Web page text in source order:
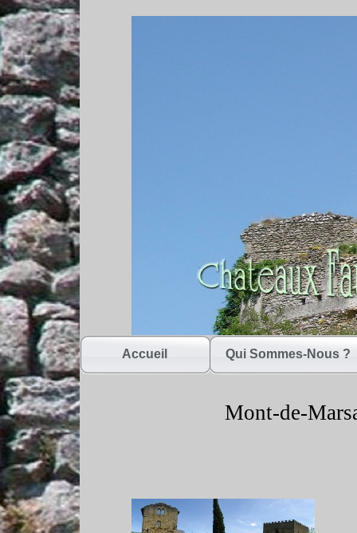
Accueil Qui Sommes-Nous ?
Mont-de-